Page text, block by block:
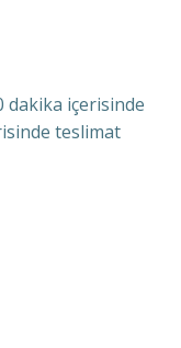
dakika içerisinde
teslimat